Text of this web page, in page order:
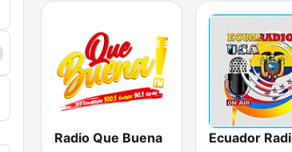
Radio Que Buena